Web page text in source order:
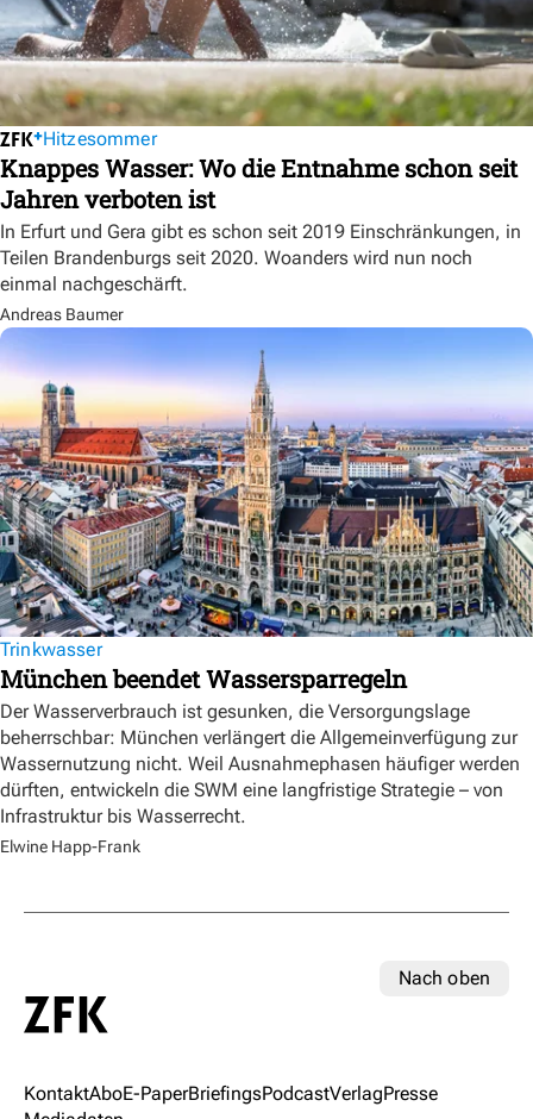
Hitzesommer
Knappes Wasser: Wo die Entnahme schon seit
Jahren verboten ist
In Erfurt und Gera gibt es schon seit 2019 Einschränkungen, in
Teilen Brandenburgs seit 2020. Woanders wird nun noch
einmal nachgeschärft.
Andreas Baumer
Trinkwasser
München beendet Wassersparregeln
Der Wasserverbrauch ist gesunken, die Versorgungslage
beherrschbar: München verlängert die Allgemeinverfügung zur
Wassernutzung nicht. Weil Ausnahmephasen häufiger werden
dürften, entwickeln die SWM eine langfristige Strategie – von
Infrastruktur bis Wasserrecht.
Elwine Happ-Frank
Nach oben
KontaktAboE-PaperBriefingsPodcastVerlagPresse